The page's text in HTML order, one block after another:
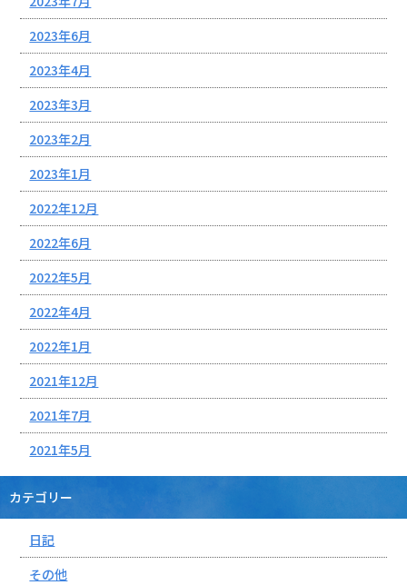
2023年6月
2023年4月
2023年3月
2023年2月
2023年1月
2022年12月
2022年6月
2022年5月
2022年4月
2022年1月
2021年12月
2021年7月
2021年5月
カテゴリー
日記
その他